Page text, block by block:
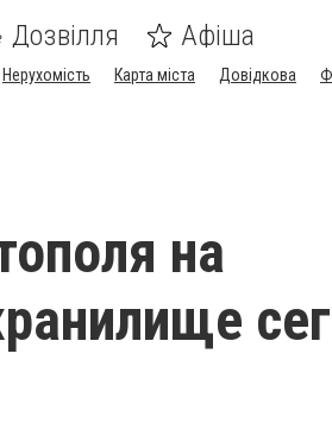
Дозвілля Афіша
Нерухомість Карта міста Довідкова
на